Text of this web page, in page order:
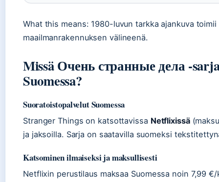
What this means: 1980-luvun tarkka ajankuva
maailmanrakennuksen välineenä.
Missä Очень странные дела -
Suomessa?
Suoratoistopalvelut Suomessa
Stranger Things on katsottavissa Netflixissä
ja jaksoilla. Sarja on saatavilla suomeksi
Katsominen ilmaiseksi ja maksullisesti
Netflixin perustilaus maksaa Suomessa noin 7,99